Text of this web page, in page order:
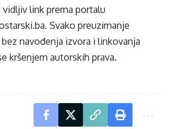
vidljiv link prema portalu
. Svako preuzimanje
bez navođenja izvora i linkovanja
kršenjem autorskih prava.